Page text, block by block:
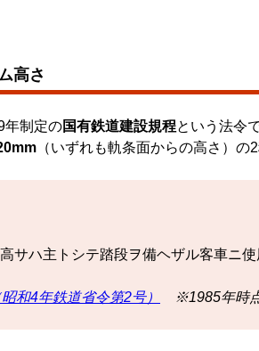
高さ
年制定の国有鉄道建設規程という法令
（いずれも軌条面からの高さ）の
サハ主トシテ踏段ヲ備ヘザル客車ニ
和4年鉄道省令第2号） ※1985年時